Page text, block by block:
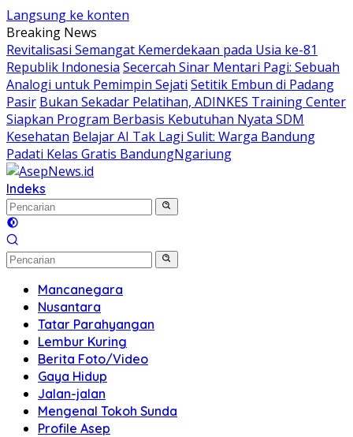
Langsung ke konten
Breaking News
Revitalisasi Semangat Kemerdekaan pada Usia ke-81
Republik Indonesia Secercah Sinar Mentari Pagi: Sebuah
Analogi untuk Pemimpin Sejati Setitik Embun di Padang
Pasir Bukan Sekadar Pelatihan, ADINKES Training Center
Siapkan Program Berbasis Kebutuhan Nyata SDM
Kesehatan Belajar AI Tak Lagi Sulit: Warga Bandung
Padati Kelas Gratis BandungNgariung
Indeks
Mancanegara
Nusantara
Tatar Parahyangan
Lembur Kuring
Berita Foto/Video
Gaya Hidup
Jalan-jalan
Mengenal Tokoh Sunda
Profile Asep